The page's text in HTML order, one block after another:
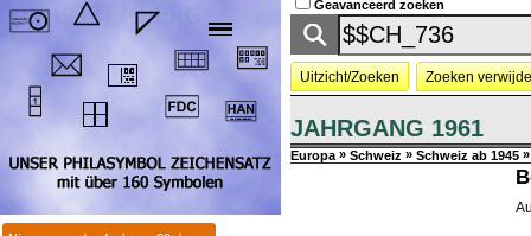
Geavanceerd zoeken
Uitzicht/Zoeken Zoeken
JAHRGANG 1961
Europa » Schweiz » Schweiz ab 1945 »